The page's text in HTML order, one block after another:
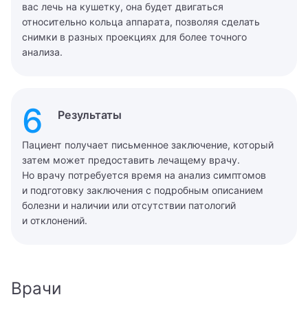
вас лечь на кушетку, она будет двигаться
относительно кольца аппарата, позволяя сделать
снимки в разных проекциях для более точного
анализа.
6 Результаты
Пациент получает письменное заключение, который
затем может предоставить лечащему врачу.
Но врачу потребуется время на анализ симптомов
и подготовку заключения с подробным описанием
болезни и наличии или отсутствии патологий
и отклонений.
Врачи
Записаться на прием
Имя
Заказать звонок
Вызвать врача на дом
Оставьте Ваши контактные данные, и мы перезвоним
Вам.